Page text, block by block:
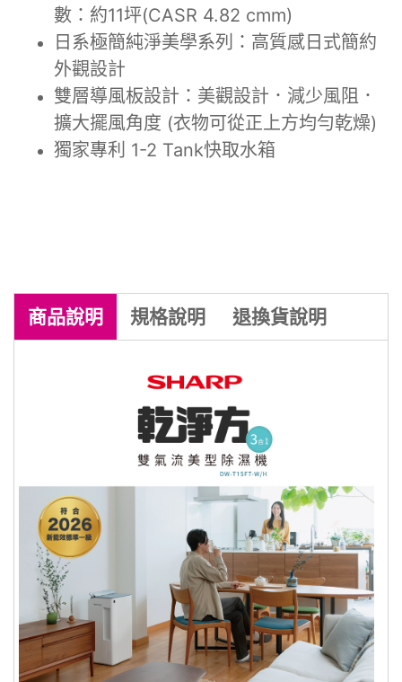
數：約11坪(CASR 4.82 cmm)
日系極簡純淨美學系列：高質感日式簡約
外觀設計
雙層導風板設計：美觀設計．減少風阻．
擴大擺風角度 (衣物可從正上方均勻乾燥)
獨家專利 1-2 Tank快取水箱
商品說明 規格說明 退換貨說明
提前對應符合【2026新能源效率1級】
提前對應符合【2026新能源效率1級】
除濕能力15.0L/日 (B式 /室溫27 ℃/相對
除濕適用坪數：約19坪 空氣清淨適用坪
數：約11坪(CASR 4.82 cmm)
日系極簡純淨美學系列：高質感日式簡
約外觀設計
雙層導風板設計：美觀設計．減少風
阻．擴大擺風角度 (衣物可從正上方均勻
鑑賞期非試用期），辦理退貨商品必須
全新狀態且包裝完整，商品一經拆
封，等同商品價值已受損，僅能以福利
品出售，若需退換貨，我方須收取價值
損失之費用(回復原狀、整新費)，請先
確認商品正確、外觀可接受，再行開
機/使用，以免影響您的權利。 註：依
消非者保護法 十九條【通訊交易解除權
合理例外情事適用準則】下列商品無七
天鑑賞期：
一、易腐敗、保存期限短、或解約時即將逾期。
二、依消費者要求所客製化給付